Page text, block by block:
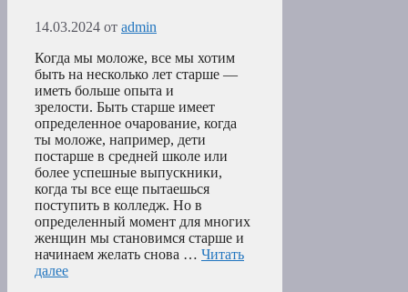
14.03.2024 от admin
Когда мы моложе, все мы хотим
быть на несколько лет старше —
иметь больше опыта и
зрелости. Быть старше имеет
определенное очарование, когда
ты моложе, например, дети
постарше в средней школе или
более успешные выпускники,
когда ты все еще пытаешься
поступить в колледж. Но в
определенный момент для многих
женщин мы становимся старше и
начинаем желать снова … Читать
далее